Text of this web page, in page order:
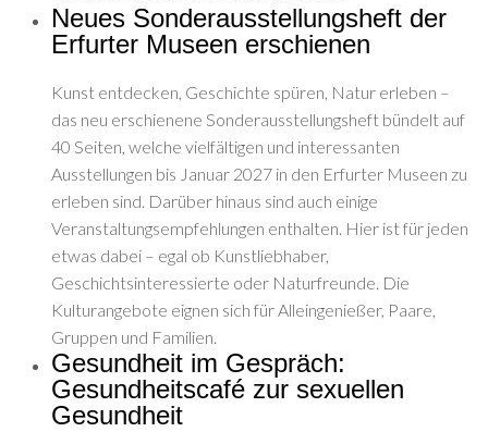
Neues Sonderausstellungsheft der
Erfurter Museen erschienen
Kunst entdecken, Geschichte spüren, Natur erleben –
das neu erschienene Sonderausstellungsheft bündelt auf
40 Seiten, welche vielfältigen und interessanten
Ausstellungen bis Januar 2027 in den Erfurter Museen zu
erleben sind. Darüber hinaus sind auch einige
Veranstaltungsempfehlungen enthalten. Hier ist für jeden
etwas dabei – egal ob Kunstliebhaber,
Geschichtsinteressierte oder Naturfreunde. Die
Kulturangebote eignen sich für Alleingenießer, Paare,
Gruppen und Familien.
Gesundheit im Gespräch:
Gesundheitscafé zur sexuellen
Gesundheit